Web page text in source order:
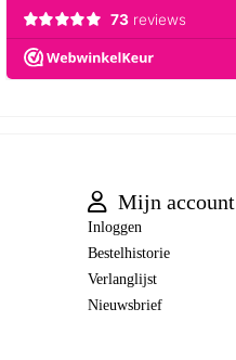
Mijn account
Inloggen
Bestelhistorie
Verlanglijst
Nieuwsbrief